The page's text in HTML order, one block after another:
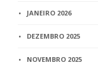
JANEIRO 2026
DEZEMBRO 2025
NOVEMBRO 2025